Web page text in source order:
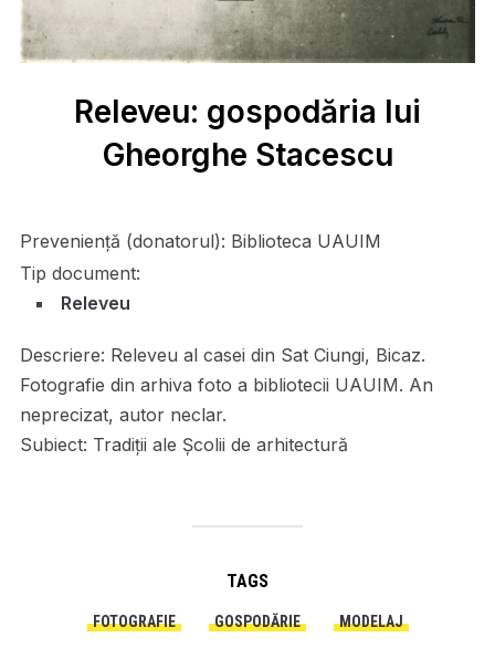
Releveu: gospodăria lui
Gheorghe Stacescu
Preveniență (donatorul): Biblioteca UAUIM
Tip document:
Releveu
Descriere: Releveu al casei din Sat Ciungi, Bicaz.
Fotografie din arhiva foto a bibliotecii UAUIM. An
neprecizat, autor neclar.
Subiect: Tradiții ale Școlii de arhitectură
TAGS
FOTOGRAFIE GOSPODĂRIE MODELAJ